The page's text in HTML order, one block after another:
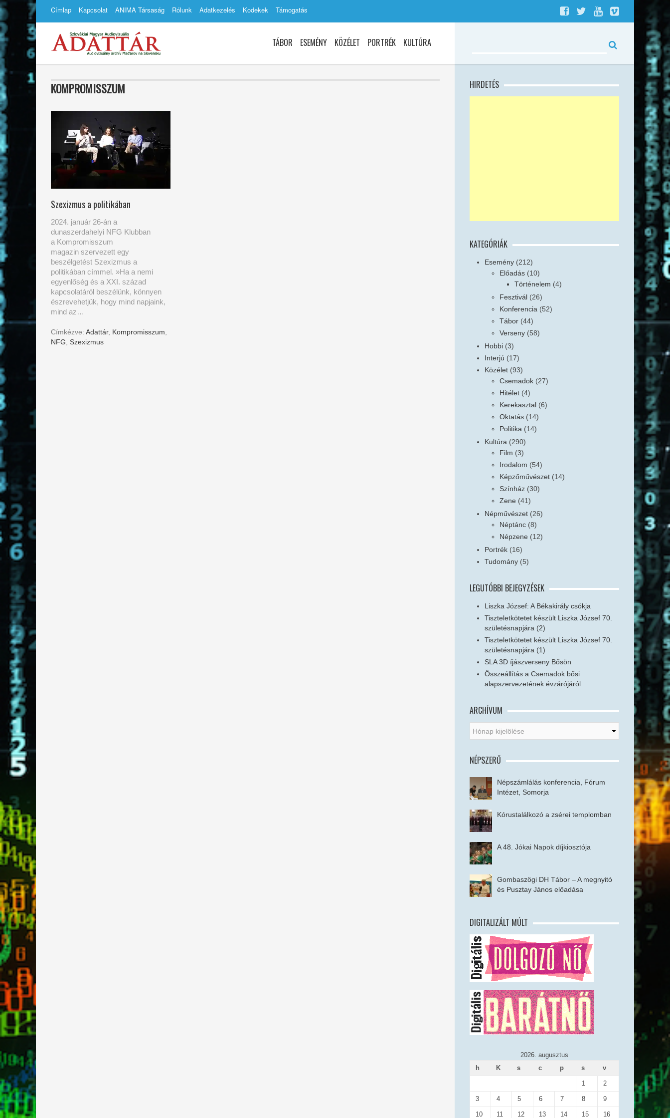
Címlap Kapcsolat ANIMA Társaság Rólunk Adatkezelés Kodekek Támogatás
TÁBOR ESEMÉNY KÖZÉLET PORTRÉK KULTÚRA
KOMPROMISSZUM
Szexizmus a politikában
2024. január 26-án a
dunaszerdahelyi NFG Klubban
a Kompromisszum
magazin szervezett egy
beszélgetést Szexizmus a
politikában címmel. »Ha a nemi
egyenlőség és a XXI. század
kapcsolatáról beszélünk, könnyen
észrevehetjük, hogy mind napjaink,
mind az…
Címkézve: Adattár, Kompromisszum
NFG
Szexizmus
HIRDETÉS
KATEGÓRIÁK
Esemény (212)
Előadás (10)
Történelem (4)
Fesztivál (26)
Konferencia (52)
Tábor (44)
Verseny (58)
Hobbi (3)
Interjú (17)
Közélet (93)
Csemadok (27)
Hitélet (4)
Kerekasztal (6)
Oktatás (14)
Politika (14)
Kultúra (290)
Film (3)
Irodalom (54)
Képzőművészet (14)
Színház (30)
Zene (41)
Népművészet (26)
Néptánc (8)
Népzene (12)
Portrék (16)
Tudomány (5)
LEGUTÓBBI BEJEGYZÉSEK
Liszka József: A Békakirály csókja
Tiszteletkötetet készült Liszka József 70.
születésnapjára (2)
Tiszteletkötetet készült Liszka József 70.
születésnapjára (1)
SLA 3D íjászverseny Bősön
Összeállítás a Csemadok bősi
alapszervezetének évzárójáról
ARCHÍVUM
NÉPSZERŰ
Népszámlálás konferencia, Fórum
Intézet, Somorja
Kórustalálkozó a zsérei templomban
A 48. Jókai Napok díjkiosztója
Gombaszögi DH Tábor – A megnyitó
és Pusztay János előadása
DIGITALIZÁLT MÚLT
2026. augusztus
h
K s c p s v
1 2
3 4 5 6 7 8 9
10 11 12 13 14 15 16